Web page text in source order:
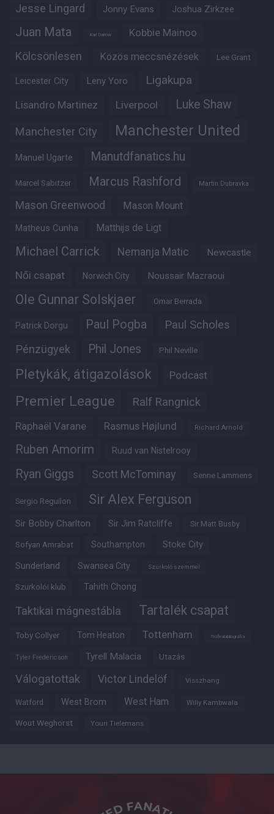
Jesse Lingard Jonny Evans Joshua Zirkzee
Juan Mata Karl Darlow Kobbie Mainoo
Kölcsönlesen Közös meccsnézések Lee Grant
Leicester City Leny Yoro Ligakupa
Lisandro Martinez Liverpool Luke Shaw
Manchester City Manchester United
Manuel Ugarte Manutdfanatics.hu
Marcel Sabitzer Marcus Rashford Martin Dubravka
Mason Greenwood Mason Mount
Matheus Cunha Matthijs de Ligt
Michael Carrick Nemanja Matic Newcastle
Női csapat Norwich City Noussair Mazraoui
Ole Gunnar Solskjaer Omar Berrada
Patrick Dorgu Paul Pogba Paul Scholes
Pénzügyek Phil Jones Phil Neville
Pletykák, átigazolások Podcast
Premier League Ralf Rangnick
Raphaël Varane Rasmus Højlund Richard Arnold
Ruben Amorim Ruud van Nistelrooy
Ryan Giggs Scott McTominay Senne Lammens
Sergio Reguilon Sir Alex Ferguson
Sir Bobby Charlton Sir Jim Ratcliffe Sir Matt Busby
Sofyan Amrabat Southampton Stoke City
Sunderland Swansea City Szurkoló szemmel
Szurkolói klub Tahith Chong
Taktikai mágnestábla Tartalék csapat
Toby Collyer Tom Heaton Tottenham Trófeabibliográfia
Tyler Fredericson Tyrell Malacia Utazás
Válogatottak Victor Lindelöf Visszhang
Watford West Brom West Ham Willy Kambwala
Wout Weghorst Youri Tielemans